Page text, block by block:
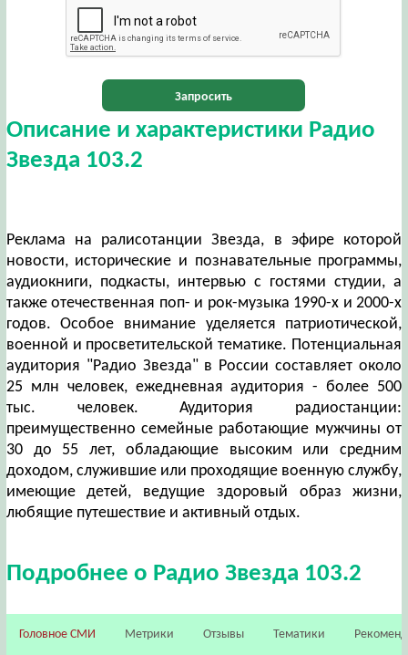
Запросить
Описание и характеристики Радио
Звезда 103.2
Реклама на ралисотанции Звезда, в эфире которой
новости, исторические и познавательные программы,
аудиокниги, подкасты, интервью с гостями студии, а
также отечественная поп- и рок-музыка 1990-x и 2000-х
годов. Особое внимание уделяется патриотической,
военной и просветительской тематике. Потенциальная
аудитория "Радио Звезда" в России составляет около
25 млн человек, ежедневная аудитория - более 500
тыс. человек. Аудитория радиостанции:
преимущественно семейные работающие мужчины от
30 до 55 лет, обладающие высоким или средним
доходом, служившие или проходящие военную службу,
имеющие детей, ведущие здоровый образ жизни,
любящие путешествие и активный отдых.
Подробнее о Радио Звезда 103.2
Головное СМИ Метрики Отзывы Тематики